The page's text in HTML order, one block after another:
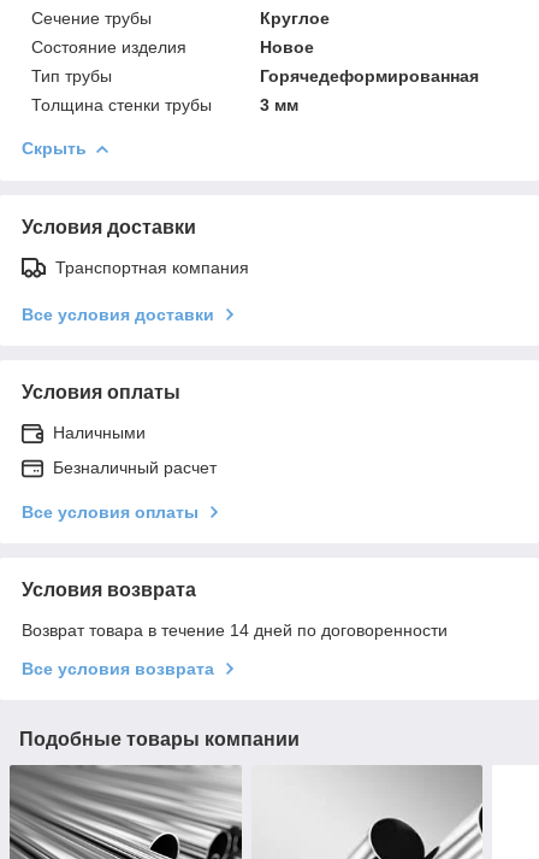
Сечение трубы
Круглое
Состояние изделия
Новое
Тип трубы
Горячедеформированная
Толщина стенки трубы
3 мм
Скрыть
Условия доставки
Транспортная компания
Все условия доставки
Условия оплаты
Наличными
Безналичный расчет
Все условия оплаты
Условия возврата
Возврат товара в течение 14 дней по договоренности
Все условия возврата
Подобные товары компании